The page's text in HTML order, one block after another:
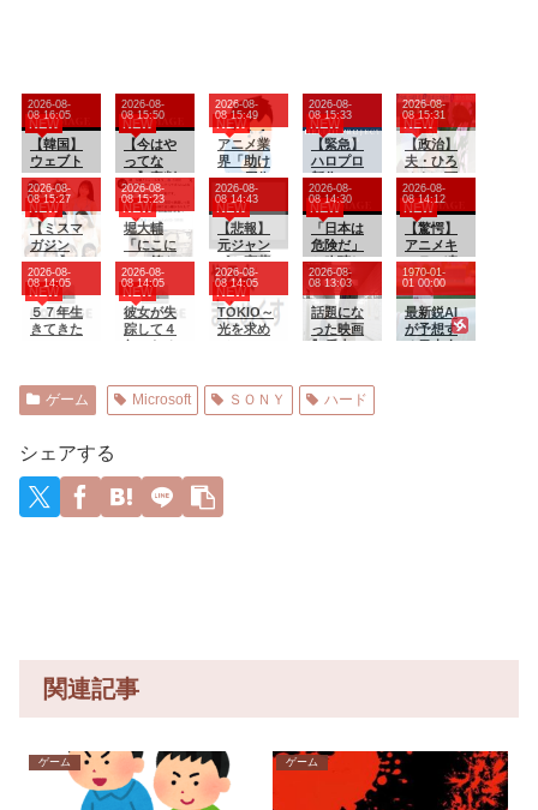
【韓国】
ウェブト
ゥーン、
売上が減
りはじめ
た？カカ
オのスト
ーリー部
門、前年
同期比で
売上がマ
イナス
NEW
2026-08-
08 16:05
【今はや
ってな
い】審判
への性接
待疑惑…
大韓サッ
カー協会
が声明
「現在は
一切発生
していな
い」
NEW
2026-08-
08 15:50
アニメ業
界「助け
て！原作
が枯渇し
てる
の！」←
いや既存
作品の2期
やったら
良いよ
ね？
NEW
2026-08-
08 15:49
【緊急】
ハロプロ
新作
FSK、唯
一全く売
れないグ
ループ
が・・・
NEW
2026-08-
08 15:33
【政治】
夫・ひろ
ゆきに西
村ゆか
が“離
婚”を提示
「ひろゆ
き＆いず
み新党
（仮）」
の届け出
を知らさ
れず激怒
NEW
2026-08-
08 15:31
【ミスマ
ガジン
2027】ベ
スト10が
「ヤンマ
ガ」表紙
に！ フ
NEW
2026-08-
08 15:27
堀大輔
「にこに
こ」筋ト
レ中 コ
メント
「寝たほ
うが良
い」堀大
筋トレ器
具を破壊
NEW
2026-08-
08 15:23
【悲報】
元ジャン
ポケ斉藤
の妻、夫
の求刑翌
日に
Instagra
NEW
2026-08-
08 14:43
「日本は
危険だ」
と吹聴し
たのを真
に受けた
中国人旅
行客、だ
が代替旅
全ではな
かった結
NEW
2026-08-
08 14:30
【驚愕】
アニメキ
ャラの凄
い事に気
付いたｗ
ｗｗ「ア
ニメキャ
ラの大好
NEW
2026-08-
08 14:12
５７年生
きてきた
NEW
2026-08-
08 14:05
彼女が失
踪して４
年になる
NEW
2026-08-
08 14:05
TOKIO～
光を求め
NEW
2026-08-
08 14:05
話題にな
った映画
｢8番出
ロードシ
ョーで地
2026-08-
08 13:03
最新鋭AI
が予想す
る日本人
1970-01-
01 00:00
ゲーム Microsoft ＳＯＮＹ ハード
シェアする
関連記事
ゲーム ゲーム